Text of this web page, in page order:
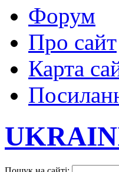
Форум
Про сайт
Карта